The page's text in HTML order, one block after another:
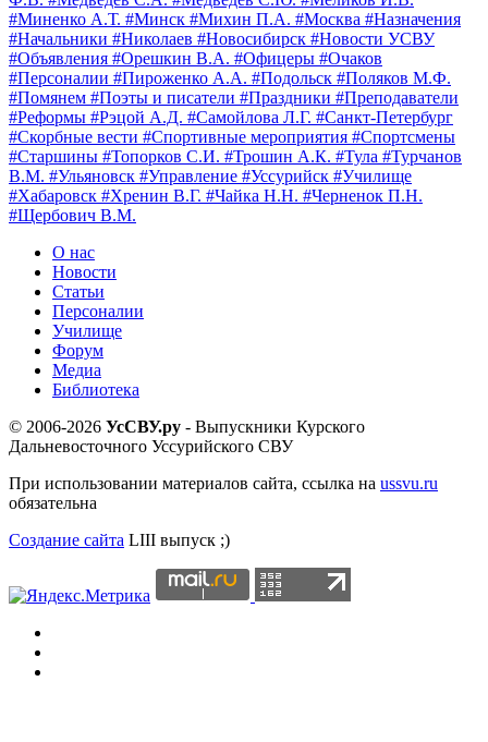
#Миненко А.Т. #Минск #Михин П.А. #Москва #Назначения
#Начальники #Николаев #Новосибирск #Новости УСВУ
#Объявления #Орешкин В.А. #Офицеры #Очаков
#Персоналии #Пироженко А.А. #Подольск #Поляков М.Ф.
#Помянем #Поэты и писатели #Праздники #Преподаватели
#Реформы #Рэцой А.Д. #Самойлова Л.Г. #Санкт-Петербург
#Скорбные вести #Спортивные мероприятия #Спортсмены
#Старшины #Топорков С.И. #Трошин А.К. #Тула #Турчанов
В.М. #Ульяновск #Управление #Уссурийск #Училище
#Хабаровск #Хренин В.Г. #Чайка Н.Н. #Черненок П.Н.
#Щербович В.М.
О нас
Новости
Статьи
Персоналии
Училище
Форум
Медиа
Библиотека
© 2006-2026 УсСВУ.ру - Выпускники Курского
Дальневосточного Уссурийского СВУ
При использовании материалов сайта, ссылка на ussvu.ru
обязательна
Создание сайта LIII выпуск ;)